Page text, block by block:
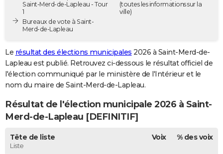
Alimentation
Guide de la santé
Maladies
Médicaments
Sommeil
VOYAGE
Destinations
City break
Voyage nature
Voyage de noces
Forum
PHOTO
GUIDES D'ACHAT
BONS PLANS
CARTE DE VOEUX
Carte de Noël
Carte Bonne année
Carte Saint-Valentin
Carte Pâques
Carte d'anniversaire
DICTIONNAIRE
COPAINS D'AVANT
Saint-Merd-de-Lapleau - Tour
1
Bureaux de vote à Saint-
Merd-de-Lapleau
(toutes les informations sur la
ville)
Le résultat des élections municipales 2026 à Saint-Merd-de-
Lapleau est publié. Retrouvez ci-dessous le résultat officiel de
l'élection communiqué par le ministère de l'Intérieur et le
nom du maire de Saint-Merd-de-Lapleau.
Résultat de l'élection municipale 2026 à Saint-
Merd-de-Lapleau [DEFINITIF]
Tête de liste
Liste
Voix % des voix